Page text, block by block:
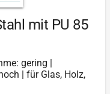
mit PU 85
gering |
| für Glas, Holz,